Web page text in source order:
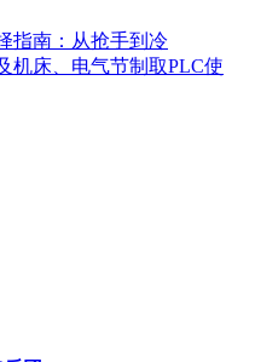
指南：从抢手到冷
机床、电气节制取PLC使